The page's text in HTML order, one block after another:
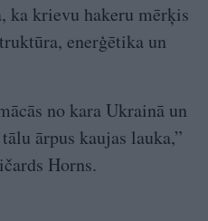
ka krievu hakeru mērķis
enerģētika un
no kara Ukrainā un
ārpus kaujas lauka,”
Horns.